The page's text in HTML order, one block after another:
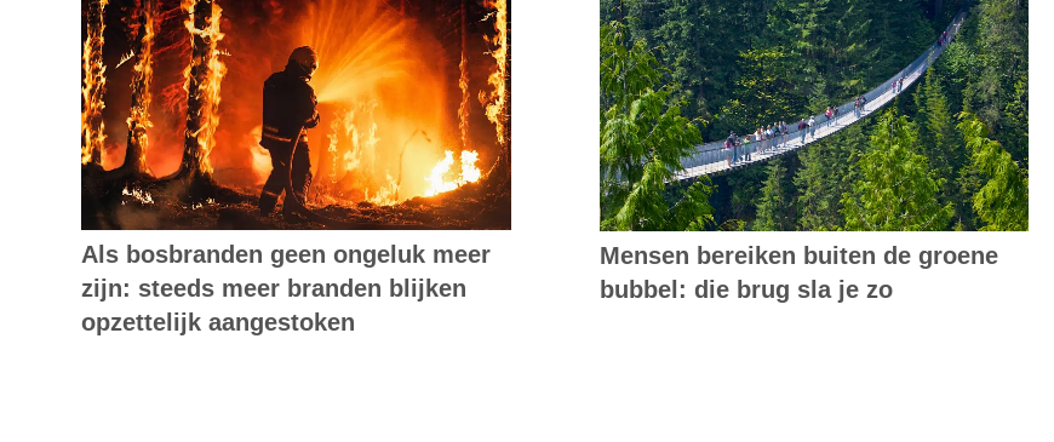
Als bosbranden geen ongeluk meer
zijn: steeds meer branden blijken
opzettelijk aangestoken
Mensen bereiken buiten de groene
bubbel: die brug sla je zo